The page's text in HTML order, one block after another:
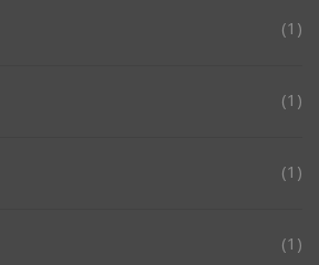
(1)
(1)
(1)
(1)